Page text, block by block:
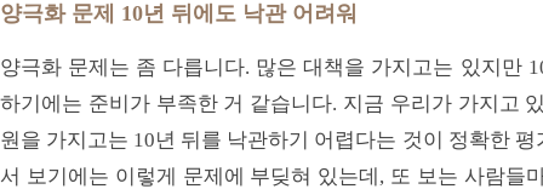
양극화 문제 10년 뒤에도 낙관 어려워
양극화 문제는 좀 다릅니다. 많은 대책을 가지고는 있지만
하기에는 준비가 부족한 거 같습니다. 지금 우리가 가지고
원을 가지고는 10년 뒤를 낙관하기 어렵다는 것이 정확한
서 보기에는 이렇게 문제에 부딪혀 있는데, 또 보는 사람들